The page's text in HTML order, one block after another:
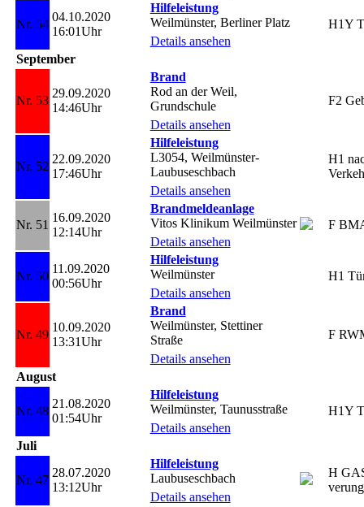
Nr. 54
04.10.2020
16:01Uhr
Hilfeleistung
Weilmünster, Berliner Platz
Details ansehen
H1Y
September
Nr. 53
29.09.2020
14:46Uhr
Brand
Rod an der Weil,
Grundschule
Details ansehen
F2
Nr. 52
22.09.2020
17:46Uhr
Hilfeleistung
L3054, Weilmünster-
Laubuseschbach
Details ansehen
H1
Nr. 51
16.09.2020
12:14Uhr
Brandmeldeanlage
Vitos Klinikum Weilmünster
Details ansehen
F
Nr. 50
11.09.2020
00:56Uhr
Hilfeleistung
Weilmünster
Details ansehen
H1
Nr. 49
10.09.2020
13:31Uhr
Brand
Weilmünster, Stettiner
Straße
Details ansehen
F
August
Nr. 48
21.08.2020
01:54Uhr
Hilfeleistung
Weilmünster, Taunusstraße
Details ansehen
H1Y
Juli
Nr. 47
28.07.2020
13:12Uhr
Hilfeleistung
Laubuseschbach
Details ansehen
H